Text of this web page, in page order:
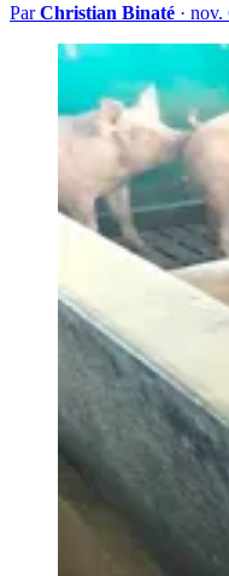
ParChristian Binaté · nov.